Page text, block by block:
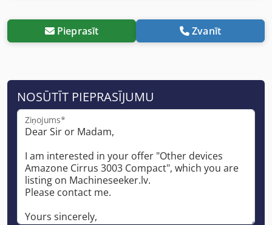
Pieprasīt Zvanīt
NOSŪTĪT PIEPRASĪJUMU
Ziņojums*